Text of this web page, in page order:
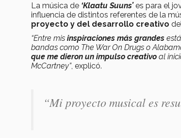
La música de ‘Klaatu Suuns’es para el
influencia de distintos referentes de la
proyecto y del desarrollo creativo
“Entre mis inspiraciones más grandes
bandas como The War On Drugs o
que me dieron un impulso creativo al
McCartney”, explicó.
“Mi proyecto musical es